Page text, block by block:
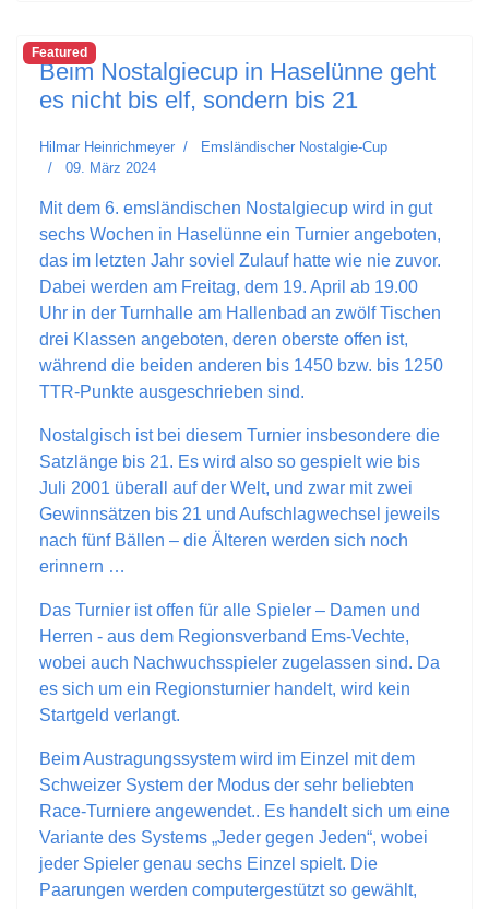
Featured
Beim Nostalgiecup in Haselünne geht
es nicht bis elf, sondern bis 21
Hilmar Heinrichmeyer
Emsländischer Nostalgie-Cup
09. März 2024
Mit dem 6. emsländischen Nostalgiecup wird in gut
sechs Wochen in Haselünne ein Turnier angeboten,
das im letzten Jahr soviel Zulauf hatte wie nie zuvor.
Dabei werden am Freitag, dem 19. April ab 19.00
Uhr in der Turnhalle am Hallenbad an zwölf Tischen
drei Klassen angeboten, deren oberste offen ist,
während die beiden anderen bis 1450 bzw. bis 1250
TTR-Punkte ausgeschrieben sind.
Nostalgisch ist bei diesem Turnier insbesondere die
Satzlänge bis 21. Es wird also so gespielt wie bis
Juli 2001 überall auf der Welt, und zwar mit zwei
Gewinnsätzen bis 21 und Aufschlagwechsel jeweils
nach fünf Bällen – die Älteren werden sich noch
erinnern …
Das Turnier ist offen für alle Spieler – Damen und
Herren - aus dem Regionsverband Ems-Vechte,
wobei auch Nachwuchsspieler zugelassen sind. Da
es sich um ein Regionsturnier handelt, wird kein
Startgeld verlangt.
Beim Austragungssystem wird im Einzel mit dem
Schweizer System der Modus der sehr beliebten
Race-Turniere angewendet.. Es handelt sich um eine
Variante des Systems „Jeder gegen Jeden“, wobei
jeder Spieler genau sechs Einzel spielt. Die
Paarungen werden computergestützt so gewählt,